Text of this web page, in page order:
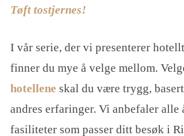
Tøft tostjernes!
I vår serie, der vi presenterer
finner du mye å velge mellom.
hotellene skal du være trygg,
andres erfaringer. Vi anbefaler alle
fasiliteter som passer ditt besøk i